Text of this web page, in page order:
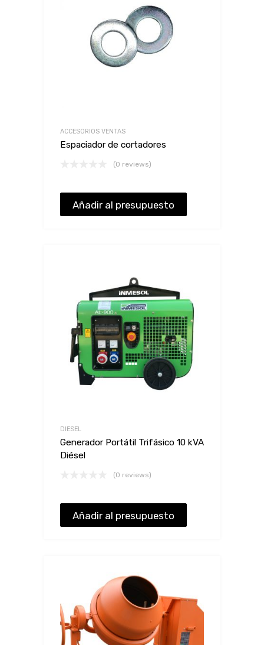
ACCESORIOS VENTAS
Espaciador de cortadores
(0 reviews)
Añadir al presupuesto
DIESEL
Generador Portátil Trifásico 10 kVA
Diésel
(0 reviews)
Añadir al presupuesto